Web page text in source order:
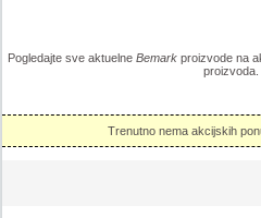
Pogledajte sve aktuelneBemark proizvode na
proizvoda.
Trenutno nema akcijskih